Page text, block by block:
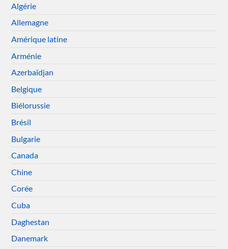
Algérie
Allemagne
Amérique latine
Arménie
Azerbaïdjan
Belgique
Biélorussie
Brésil
Bulgarie
Canada
Chine
Corée
Cuba
Daghestan
Danemark